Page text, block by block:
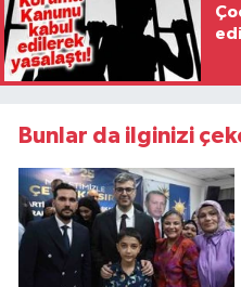
Bunlar da ilginizi